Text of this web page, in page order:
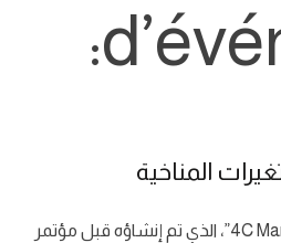
المناخية
التجمع ذي المنفعة العامة “4C Maroc”، الذي تم إنشاؤه قبل مؤتمر